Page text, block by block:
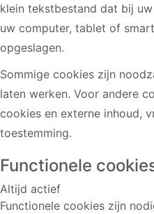
klein tekstbestand dat bij
uw computer, tablet of
opgeslagen.
Sommige cookies zijn
laten werken. Voor andere
cookies en externe inhoud,
toestemming.
Functionele
Altijd actief
Functionele cookies zijn